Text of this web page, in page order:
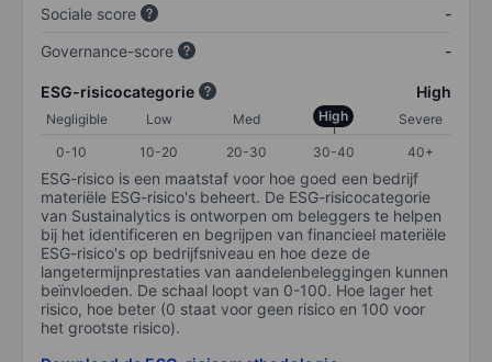
Sociale score
-
Governance-score
-
ESG-risicocategorie High
Negligible Low Med High
Severe
0-10
10-20 20-30 30-40 40+
ESG-risico is een maatstaf voor hoe goed een bedrijf
materiële ESG-risico's beheert. De ESG-risicocategorie
van Sustainalytics is ontworpen om beleggers te helpen
bij het identificeren en begrijpen van financieel materiële
ESG-risico's op bedrijfsniveau en hoe deze de
langetermijnprestaties van aandelenbeleggingen kunnen
beïnvloeden. De schaal loopt van 0-100. Hoe lager het
risico, hoe beter (0 staat voor geen risico en 100 voor
het grootste risico).